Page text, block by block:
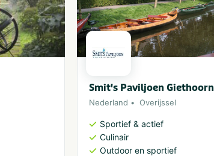
Smit's Paviljoen Giethoorn
Nederland Overijssel
Sportief & actief
Culinair
Outdoor en sportief